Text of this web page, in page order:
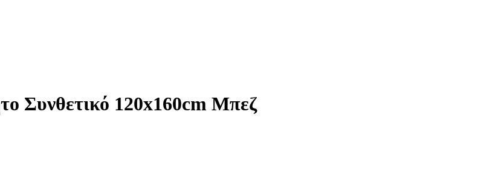
Συνθετικό 120x160cm Μπεζ